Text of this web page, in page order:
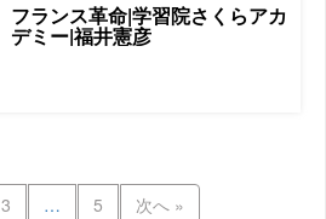
フランス革命|学習院さくらアカ
デミー|福井憲彦
3 … 5 次へ »